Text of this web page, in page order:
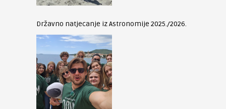
Državno natjecanje iz Astronomije 2025./2026.